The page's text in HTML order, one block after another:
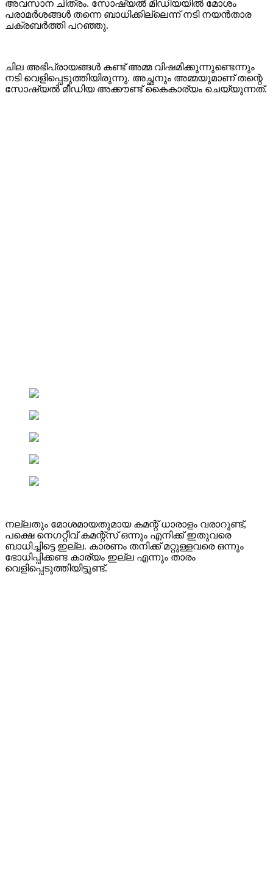
അവസാന ചിത്രം. സോഷ്യൽ മീഡിയയിൽ മോശം
പരാമർശങ്ങൾ തന്നെ ബാധിക്കില്ലെന്ന് നടി നയന്‍താര
ചക്രബർത്തി പറഞ്ഞു.
ചില അഭിപ്രായങ്ങൾ കണ്ട് അമ്മ വിഷമിക്കുന്നുണ്ടെന്നും
നടി വെളിപ്പെടുത്തിയിരുന്നു. അച്ഛനും അമ്മയുമാണ് തന്റെ
സോഷ്യല്‍ മീഡിയ അക്കൗണ്ട്‌ കൈകാര്യം ചെയ്യുന്നത്.
നല്ലതും മോശമായതുമായ കമന്റ് ധാരാളം വരാറുണ്ട്,
പക്ഷെ നെഗറ്റീവ് കമന്റ്സ് ഒന്നും എനിക്ക് ഇതുവരെ
ബാധിച്ചിട്ടെ ഇല്ല. കാരണം തനിക്ക് മറ്റുള്ളവരെ ഒന്നും
ഭോധിപ്പിക്കണ്ട കാര്യം ഇല്ല എന്നും താരം
വെളിപ്പെടുത്തിയിട്ടുണ്ട്.